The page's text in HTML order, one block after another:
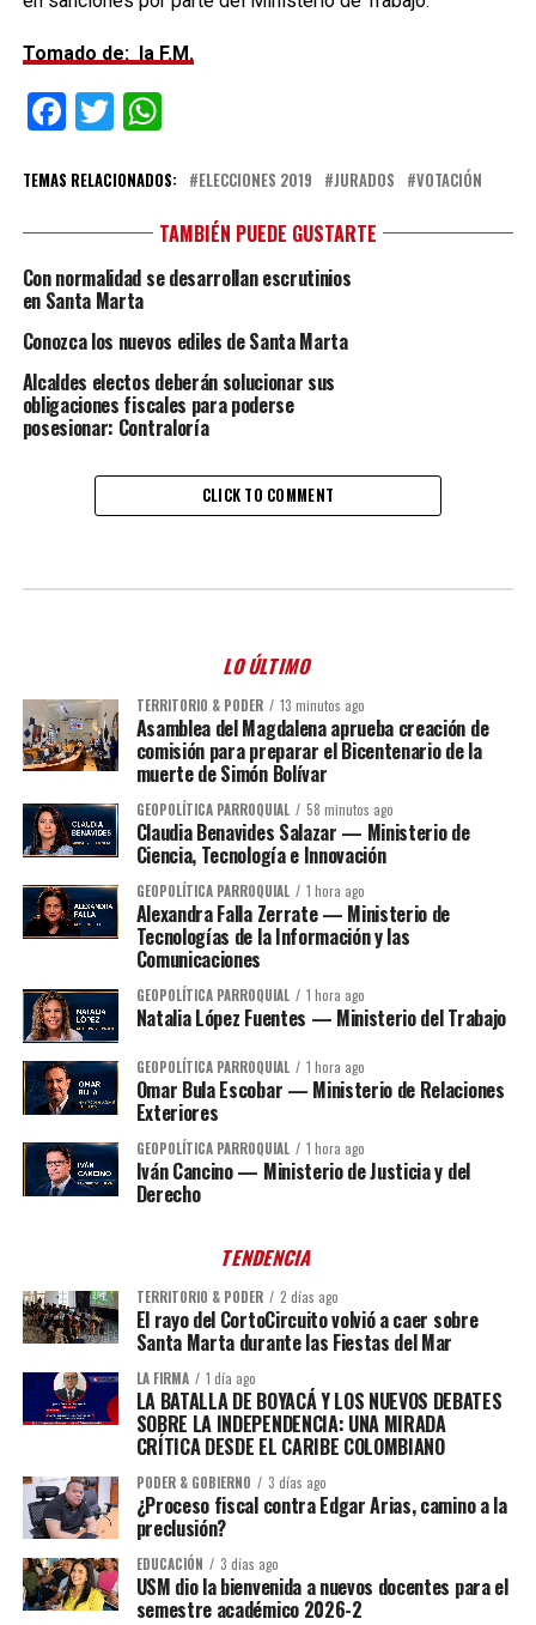
Tomado de: la F.M.
Facebook
TwitterWhatsApp
TEMAS RELACIONADOS: ELECCIONES 2019 JURADOS VOTACIÓN
TAMBIÉN PUEDE GUSTARTE
Con normalidad se desarrollan escrutinios
en Santa Marta
Conozca los nuevos ediles de Santa Marta
Alcaldes electos deberán solucionar sus
obligaciones fiscales para poderse
posesionar: Contraloría
CLICK TO COMMENT
LO ÚLTIMO
TERRITORIO & PODER 13 minutos ago
Asamblea del Magdalena aprueba creación de
comisión para preparar el Bicentenario de la
muerte de Simón Bolívar
GEOPOLÍTICA PARROQUIAL 58 minutos ago
Claudia Benavides Salazar — Ministerio de
Ciencia, Tecnología e Innovación
GEOPOLÍTICA PARROQUIAL 1 hora ago
Alexandra Falla Zerrate — Ministerio de
Tecnologías de la Información y las
Comunicaciones
GEOPOLÍTICA PARROQUIAL 1 hora ago
Natalia López Fuentes — Ministerio del Trabajo
GEOPOLÍTICA PARROQUIAL 1 hora ago
Omar Bula Escobar — Ministerio de Relaciones
Exteriores
GEOPOLÍTICA PARROQUIAL 1 hora ago
Iván Cancino — Ministerio de Justicia y del
Derecho
TENDENCIA
TERRITORIO & PODER 2 días ago
El rayo del CortoCircuito volvió a caer sobre
Santa Marta durante las Fiestas del Mar
LA FIRMA 1 día ago
LA BATALLA DE BOYACÁ Y LOS NUEVOS DEBATES
SOBRE LA INDEPENDENCIA: UNA MIRADA
CRÍTICA DESDE EL CARIBE COLOMBIANO
PODER & GOBIERNO 3 días ago
¿Proceso fiscal contra Edgar Arias, camino a la
preclusión?
EDUCACIÓN 3 días ago
USM dio la bienvenida a nuevos docentes para el
semestre académico 2026-2